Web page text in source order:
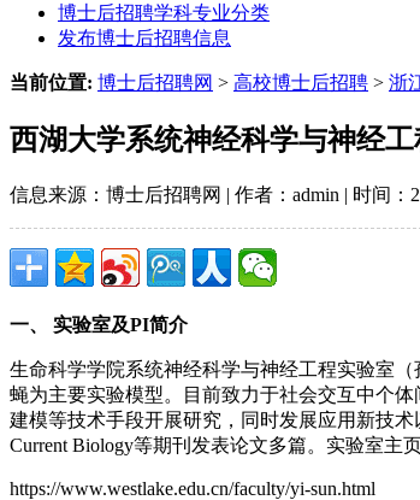
博士后招聘学科专业分类
发布博士后招聘信息
当前位置: 博士后招聘网 > 高校博士后招聘 > 浙
西湖大学系统神经科学与神经
信息来源：博士后招聘网 | 作者：admin | 时间：
一、 实验室及PI简介
生命科学学院系统神经科学与神经工程实验室
蝇为主要实验模型。目前致力于社会交互中个
建模等技术手段开展研究，同时发展应用新技术
Current Biology等期刊发表论文多篇。实验室主页
https://www.westlake.edu.cn/faculty/yi-sun.html